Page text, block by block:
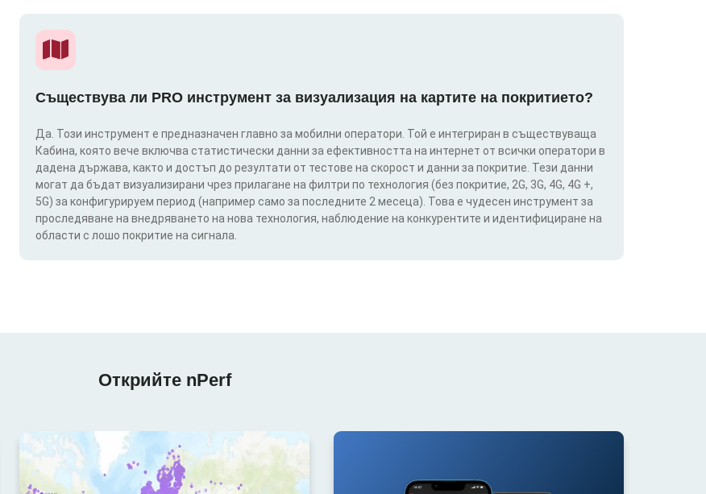
Съществува ли PRO инструмент за визуализация на картите на покритието?
Да. Този инструмент е предназначен главно за мобилни оператори. Той е интегриран в съществуваща
Кабина, която вече включва статистически данни за ефективността на интернет от всички оператори в
дадена държава, както и достъп до резултати от тестове на скорост и данни за покритие. Тези данни
могат да бъдат визуализирани чрез прилагане на филтри по технология (без покритие, 2G, 3G, 4G, 4G +,
5G) за конфигурируем период (например само за последните 2 месеца). Това е чудесен инструмент за
проследяване на внедряването на нова технология, наблюдение на конкурентите и идентифициране на
области с лошо покритие на сигнала.
Открийте nPerf